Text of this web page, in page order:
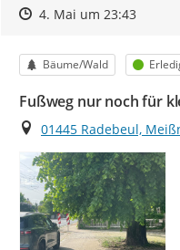
Zeitpunkt des Erstellens
Zeitpunkt des Erstellens
4. Mai um 23:43Zur
Kategorie
Bäume/Wald Status
Fußweg nur noch für
Ort
01445 Radebeul,